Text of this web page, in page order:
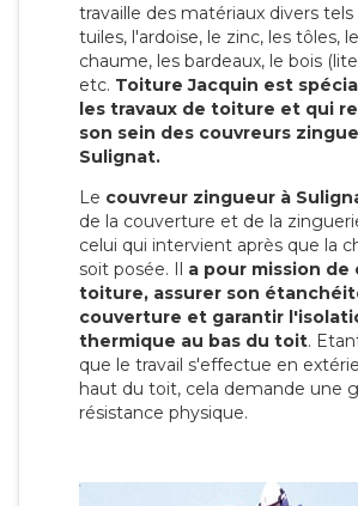
travaille des matériaux divers tels
tuiles, l'ardoise, le zinc, les tôles,
chaume, les bardeaux, le bois
etc. Toiture Jacquin est
les travaux de toiture et qui
son sein des couvreurs
Sulignat.
Le couvreur zingueur à
de la couverture et de la
celui qui intervient après que la
soit posée. Il a pour mission de
toiture, assurer son
couverture et garantir
thermique au bas du toit.
que le travail s'effectue en
haut du toit, cela demande une
résistance physique.